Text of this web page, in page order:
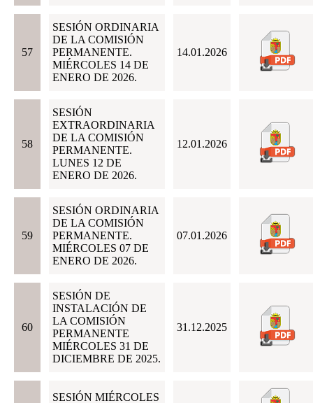
57
SESIÓN ORDINARIA
DE LA COMISIÓN
PERMANENTE.
MIÉRCOLES 14 DE
ENERO DE 2026.
14.01.2026
58
SESIÓN
EXTRAORDINARIA
DE LA COMISIÓN
PERMANENTE.
LUNES 12 DE
ENERO DE 2026.
12.01.2026
59
SESIÓN ORDINARIA
DE LA COMISIÓN
PERMANENTE.
MIÉRCOLES 07 DE
ENERO DE 2026.
07.01.2026
60
SESIÓN DE
INSTALACIÓN DE
LA COMISIÓN
PERMANENTE
MIÉRCOLES 31 DE
DICIEMBRE DE 2025.
31.12.2025
SESIÓN MIÉRCOLES